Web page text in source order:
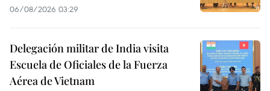
06/08/2026 03:29
Delegación militar de India visita
Escuela de Oficiales de la Fuerza
Aérea de Vietnam